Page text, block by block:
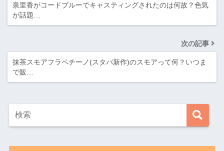
泉里香がコードブルーでキャスティングされたのは何故？色気
が話題…
次の記事
抹茶スモアフラペチーノ(スタバ新作)のスモアって何？いつま
で販…